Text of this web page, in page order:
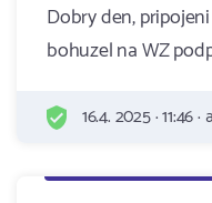
Dobry den,
bohuzel na WZ
16.4. 2025 · 11:46